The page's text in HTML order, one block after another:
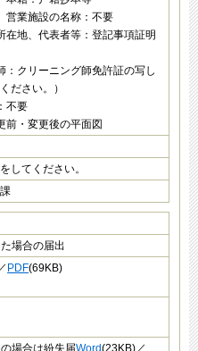
営業施設の名称：不要
在地、代表者等：登記事項証明
：クリーニング師免許証の写し
ださい。）
不要
前・変更後の平面図
してください。
場合の届出
PDF(69KB)